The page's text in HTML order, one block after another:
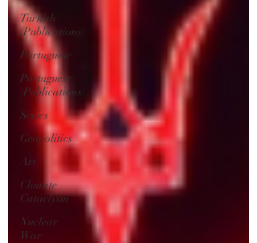
Turkish
(Publications)
Portuguese
Portuguese
(Publications)
Series
Geopolitics
Art
Climate
Cataclysm
Nuclear
War